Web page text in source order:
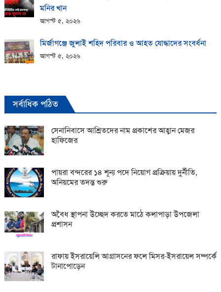
মনির খান
আগস্ট ৫, ২০২৬
মির্জাগঞ্জে জুলাই শহিদ পরিবার ও আহত যোদ্ধাদের সংবর্ধনা
আগস্ট ৫, ২০২৬
সর্বাধিক পঠিত
সেনানিবাসে আশ্রিতদের নাম প্রকাশের আহ্বান মেজর
হাফিজের
পায়রা বন্দরের ১৪ শূন্য পদে নিয়োগ প্রক্রিয়ায় দুর্নীতি,
অনিয়মের তদন্ত শুরু
অবৈধ স্থাপনা উচ্ছেদ করতে মাঠে কলাপাড়া উপজেলা
প্রশাসন
রাফায় ইসরায়েলি আগ্রাসনের ফলে মিসর-ইসরায়েল সম্পর্কে
টানাপোড়েন